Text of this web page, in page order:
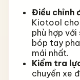
Điều chỉnh
Kiotool cho
phù hợp
bóp tay
mái nhất.
Kiểm tra
chuyển xe